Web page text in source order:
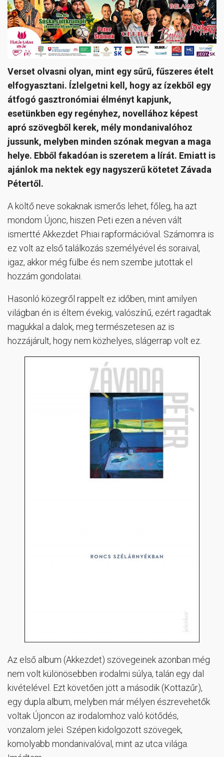
Verset olvasni olyan, mint egy sűrű, fűszeres ételt
elfogyasztani. Ízlelgetni kell, hogy az ízekből egy
átfogó gasztronómiai élményt kapjunk,
esetünkben egy regényhez, novellához képest
apró szövegből kerek, mély mondanivalóhoz
jussunk, melyben minden szónak megvan a maga
helye. Ebből fakadóan is szeretem a lírát. Emiatt is
ajánlok ma nektek egy nagyszerű kötetet Závada
Pétertől.
A költő neve sokaknak ismerős lehet, főleg, ha azt
mondom Újonc, hiszen Peti ezen a néven vált
ismertté Akkezdet Phiai rapformációval. Számomra is
ez volt az első találkozás személyével és soraival,
igaz, akkor még fülbe és nem szembe jutottak el
hozzám gondolatai.
Hasonló közegről rappelt ez időben, mint amilyen
világban én is éltem évekig, valószínű, ezért ragadtak
magukkal a dalok, meg természetesen az is
hozzájárult, hogy nem közhelyes, slágerrap volt ez.
Az első album (Akkezdet) szövegeinek azonban még
nem volt különösebben irodalmi súlya, talán egy dal
kivételével. Ezt követően jött a második (Kottazűr),
egy dupla album, melyben már mélyen észrevehetők
voltak Újoncon az irodalomhoz való kötődés,
vonzalom jelei. Szépen kidolgozott szövegek,
komolyabb mondanivalóval, mint az utca világa.